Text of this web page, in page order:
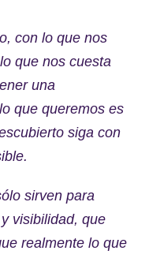
con lo que nos
que nos cuesta
una
que queremos es
siga con
sirven para
visibilidad, que
realmente lo que